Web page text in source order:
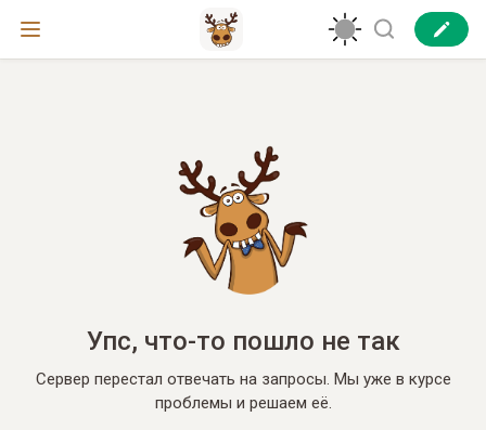
Упс, что-то пошло не так
Сервер перестал отвечать на запросы. Мы уже в курсе
проблемы и решаем её.